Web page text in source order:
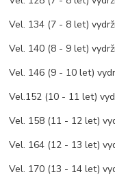
Vel. 134 (7 - 8 let)
Vel. 140 (8 - 9 let)
Vel. 146 (9 - 10 let)
Vel.152 (10 - 11 let)
Vel. 158 (11 - 12 let)
Vel. 164 (12 - 13 let)
Vel. 170 (13 - 14 let)